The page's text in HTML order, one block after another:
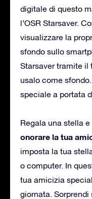
digitale di questo
l’OSR Starsaver.
visualizzare la
sfondo sullo
Starsaver tramite il
usalo come
speciale a portata
Regala una stella e
onorare la tua
imposta la tua
o computer. In
tua amicizia
giornata.